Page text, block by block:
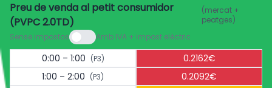
Preu de venda al petit consumidor
(PVPC 2.0TD)
(mercat +
peatges)
Sense impostos
Amb IVA + impost elèctric
0:00 – 1:00 (P3)
0.2162€
1:00 – 2:00 (P3)
0.2092€